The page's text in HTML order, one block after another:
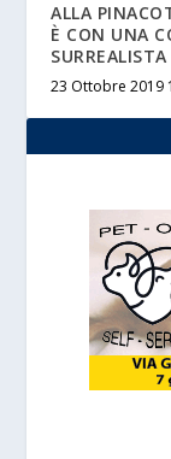
ALLA
È CON UNA
23 Ottobre 2019